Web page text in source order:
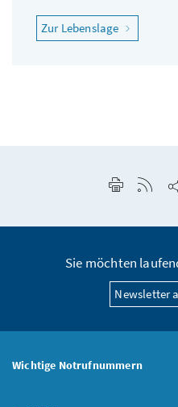
Zur Lebenslage "Ich fühle
Seite
Sie möchten
Newsletter
Wichtige Notrufnummern